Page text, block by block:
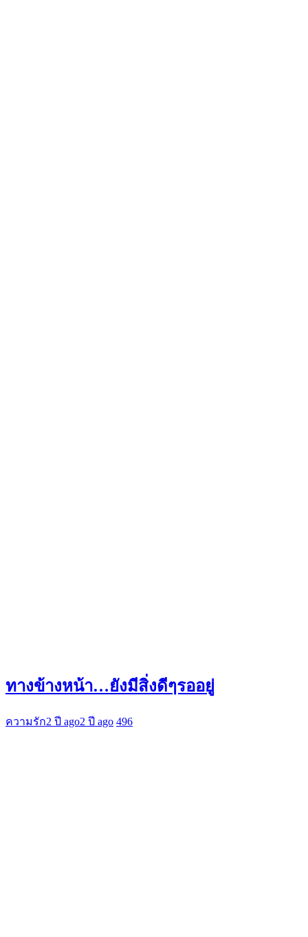
ทางข้างหน้า…ยังมีสิ่งดีๆรออยู่
ความรัก2 ปี ago2 ปี ago 496